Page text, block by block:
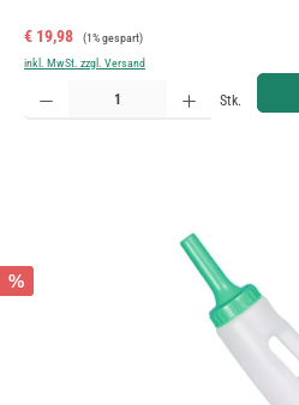
Verkaufspreis:
€ 19,98 Regulärer Preis:
(1% gespart)
inkl. MwSt. zzgl. Versand
Produkt Anzahl: Gib den gewünschten Wert ein
Stk.
%